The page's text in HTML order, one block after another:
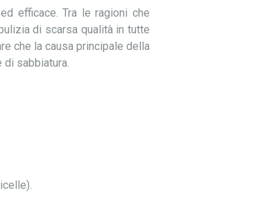
efficace. Tra le ragioni che
di scarsa qualità in tutte
che la causa principale della
sabbiatura.